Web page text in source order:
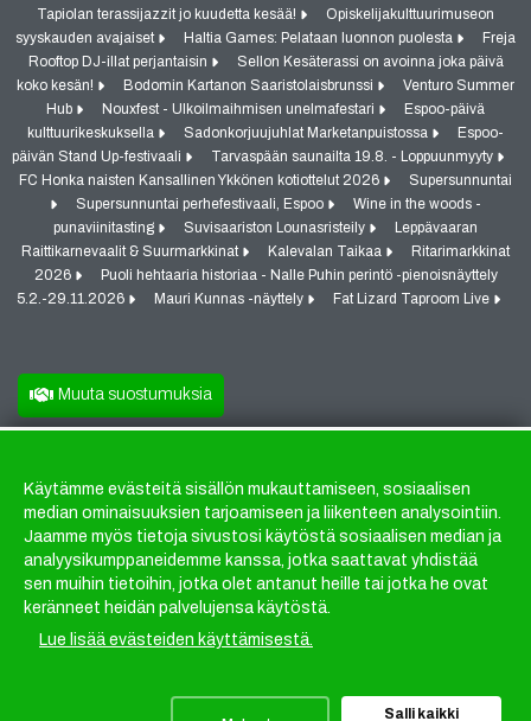
Tapiolan terassijazzit jo kuudetta kesää!
Opiskelijakulttuurimuseon
syyskauden avajaiset
Haltia Games: Pelataan luonnon puolesta
Freja
Rooftop DJ-illat perjantaisin
Sellon Kesäterassi on avoinna joka päivä
koko kesän!
Bodomin Kartanon Saaristolaisbrunssi
Venturo Summer
Hub
Nouxfest - Ulkoilmaihmisen unelmafestari
Espoo-päivä
kulttuurikeskuksella
Sadonkorjuujuhlat Marketanpuistossa
Espoo-
päivän Stand Up-festivaali
Tarvaspään saunailta 19.8. - Loppuunmyyty
FC Honka naisten Kansallinen Ykkönen kotiottelut 2026
Supersunnuntai
Supersunnuntai perhefestivaali, Espoo
Wine in the woods -
punaviinitasting
Suvisaariston Lounasristeily
Leppävaaran
Raittikarnevaalit & Suurmarkkinat
Kalevalan Taikaa
Ritarimarkkinat
2026
Puoli hehtaaria historiaa - Nalle Puhin perintö -pienoisnäyttely
5.2.-29.11.2026
Mauri Kunnas -näyttely Fat Lizard Taproom Live
Muuta suostumuksia
Evästeet
Käytämme evästeitä sisällön mukauttamiseen, sosiaalisen
median ominaisuuksien tarjoamiseen ja liikenteen analysointiin.
Jaamme myös tietoja sivustosi käytöstä sosiaalisen median ja
analyysikumppaneidemme kanssa, jotka saattavat yhdistää
sen muihin tietoihin, jotka olet antanut heille tai jotka he ovat
keränneet heidän palvelujensa käytöstä.
Lue lisää evästeiden käyttämisestä.
Salli kaikki